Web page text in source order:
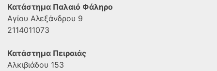
Κατάστημα Παλαιό Φάληρο
Αγίου Αλεξάνδρου 9
2114011073
Κατάστημα Πειραιάς
Αλκιβιάδου 153